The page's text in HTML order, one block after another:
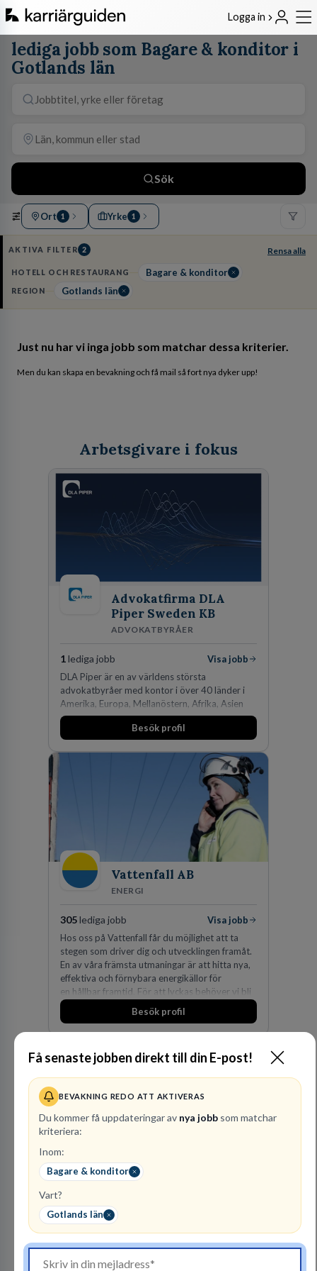
Logga in
Få senaste jobben direkt till din E-post!
BEVAKNING REDO ATT AKTIVERAS
Du kommer få uppdateringar av nya jobb som matchar
kriteriera:
Inom:
Bagare & konditor
Vart?
Gotlands län
lediga jobb som Bagare & konditor i
Gotlands län
Sök
Ort 1 Yrke 1
AKTIVA FILTER 2 Rensa alla
HOTELL OCH RESTAURANG Bagare & konditor
REGION Gotlands län
Just nu har vi inga jobb som matchar dessa kriterier.
Men du kan skapa en bevakning och få mail så fort nya dyker upp!
Arbetsgivare i fokus
Advokatfirma DLA
Piper Sweden KB
ADVOKATBYRÅER
1lediga jobb
Visa jobb
DLA Piper är en av världens största
advokatbyråer med kontor i över 40 länder i
Amerika, Europa, Mellanöstern, Afrika, Asien
och Oceanien. Vi är specialister inom
affärsjuridikens alla områden och vi har några
fler än 450 jurister på fem kontor i Stockholm,
Köpenhamn, Århus, Oslo och Helsingfors kan vi
på DLA Piper erbjuda våra klienter en unik,
effektiv och gränsöverskridande nordisk
expertis. På vårt kontor i centrala Stockholm är
Besök profil
Vattenfall AB
ENERGI
305lediga jobb
Visa jobb
Hos oss på Vattenfall får du möjlighet att ta
stegen som driver dig och utvecklingen framåt.
En av våra främsta utmaningar är att hitta nya,
effektiva och förnybara energikällor för
en hållbar framtid. För att lyckas behöver vi bli
fler medarbetare som vill göra skillnad.
Besök profil
Gulliksson AB
2lediga jobb
Vår kombination av immaterialrätt och
affärsjuridik gör oss till förstahandsvalet som
affärsjuridisk advokatbyrå och rådgivare för